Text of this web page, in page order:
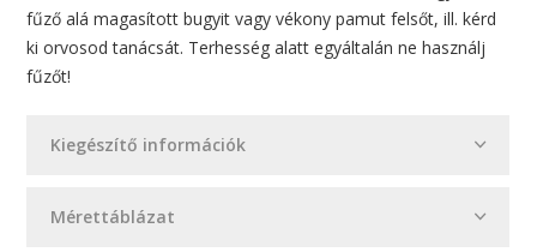
Kiegészítő információk
Mérettáblázat
fűző alá magasított bugyit vagy vékony pamut felsőt, ill. kérd
ki orvosod tanácsát. Terhesség alatt egyáltalán ne használj
fűzőt!